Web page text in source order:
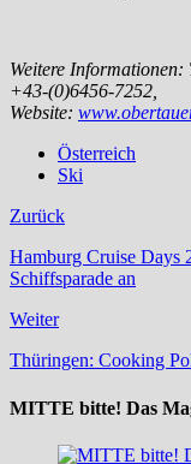
Weitere
+43-(0)6456-7252,
Website:
Österreich
Ski
Zurück
Hamburg Cruise Days
Schiffsparade an
Weiter
Thüringen: Cooking
MITTE bitte! Das